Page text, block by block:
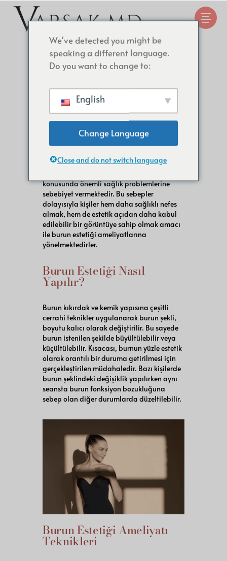
Burun Estetiği Nedir?
Burundaki şekil bozuklukları yüz estetiğini
olumsuz yönde etkileyen en önemli
nedenlerden bir tanesidir. Estetik
kıkırdak ve kemik eğrilikleri ve daha önce
konusunda önemli sağlık problemlerine
sebebiyet vermektedir. Bu sebepler
dolayısıyla kişiler hem daha sağlıklı nefes
almak, hem de estetik açıdan daha kabul
edilebilir bir görüntüye sahip olmak amacı
ile burun estetiği ameliyatlarına
yönelmektedirler.
Burun Estetiği Nasıl
Yapılır?
Burun kıkırdak ve kemik yapısına çeşitli
cerrahi teknikler uygulanarak burun şekli,
boyutu kalıcı olarak değiştirilir. Bu sayede
burun istenilen şekilde büyültülebilir veya
küçültülebilir. Kısacası, burnun yüzle estetik
olarak orantılı bir duruma getirilmesi için
gerçekleştirilen müdahaledir. Bazı kişilerde
burun şeklindeki değişiklik yapılırken aynı
seansta burun fonksiyon bozukluğuna
sebep olan diğer durumlarda düzeltilebilir.
Burun Estetiği Ameliyatı
Teknikleri
We've detected you might be
speaking a different language.
Do you want to change to:
English
Change Language
Close and do not switch language